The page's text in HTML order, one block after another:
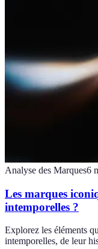
Analyse des Marques6
Les marques
intemporelles ?
Explorez les éléments
intemporelles, de leur